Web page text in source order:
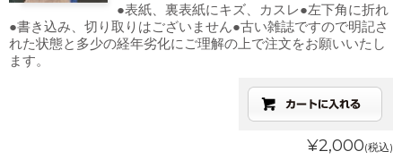
●表紙、裏表紙にキズ、カスレ●左下角に折れ
●書き込み、切り取りはございません●古い雑誌ですので明記さ
れた状態と多少の経年劣化にご理解の上で注文をお願いいたし
ます。
¥2,000(税込)